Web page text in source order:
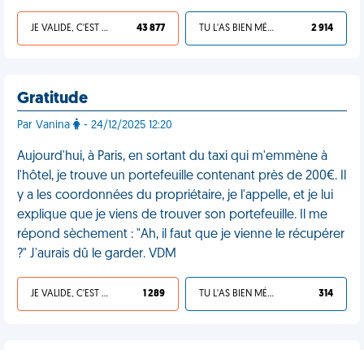
JE VALIDE, C'EST UNE VDM 43 877 TU L'AS BIEN MÉRITÉ 2 914
Gratitude
Par Vanina - 24/12/2025 12:20
Aujourd'hui, à Paris, en sortant du taxi qui m'emmène à
l'hôtel, je trouve un portefeuille contenant près de 200€. Il
y a les coordonnées du propriétaire, je l'appelle, et je lui
explique que je viens de trouver son portefeuille. Il me
répond sèchement : "Ah, il faut que je vienne le récupérer
?" J'aurais dû le garder. VDM
JE VALIDE, C'EST UNE VDM 1 289 TU L'AS BIEN MÉRITÉ 314